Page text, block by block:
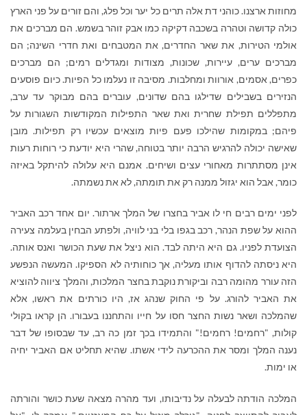
מחוזות ארצנו. כוהני דת אלה תרים כל יער וכל פלג, והם זורים על פני הארץ
כולה קדושה וטהרה בשכבה דקיקה כמו אבק זוהר בשמש. הם מברכים את
אולמי הטירות, את שאר החדרים, את המטבחים ואת חדרי השינה; הם
מברכים ערים, עיירות, שכונות, מצודות ומגדלים רמים; הם מברכים
כפרים, אסמים, אורוות ומחלבות. מסיבה זו נעלמו כל הפיות. כיום פוסעים
הנזירים בשבילים שדילגו בהם שדונים, עוברים בהם מבוקר עד ערב,
מתפללים תפילת שחרית ואת שאר התפילות המקודשות השגורות על
פיהם; במקומות שהילכו פעם פיות מוצאים עכשיו רק תפילות. מובן
שאישה יכולה להרגיש הרבה יותר בטוחה, שהרי היא יודעת כי רוחות רעות
אינן מסתתרות מאחורי עצים ושיחים. אמנם היא עלולה להיתקל באיזה
כומר, אבל הוא יגזול ממנה רק את תומתה, לא את נשמתה.
לפני ימים רבים חי לו אביר בחצרו של המלך ארתור. יום אחד רכב האביר
ההוא על שפת הנהר, רכב בגפו בלי בני לוויה, ולפתע הבחין בעלמה צעירה
הצועדת לפניו. גם היא היתה לבד. הוא ניצל את שעת הכושר ואנס אותה.
היא ניסתה להדוף אותו מעליה, אך כוחותיה לא הספיקו. המעשה הנפשע
הזה עורר מהומה רבה וביקורת נוקבת בחצר המלכות, והמלך ציווה להוציא
את האביר להורג. על פי החוק שנהג אז, היו כורתים את ראשו, אלא
שהמלכה ושאר נשות החצר חסו על חייו והתחננו בעבורו. הן קראו בקולי
קולות, "רחמים! רחמים!" והתמידו בכך זמן כה רב, עד שבסופו של דבר
נענה המלך ומסר את ההכרעה לידי אשתו. שהיא תחליט אם האביר יחיה
או ימות.
המלכה הודתה לבעלה על נדיבותו, ועד מהרה מצאה שעת כושר והורתה